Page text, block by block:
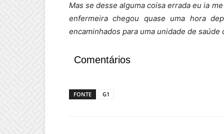
Mas se desse alguma coisa errada eu ia
enfermeira chegou quase uma hora
encaminhados para uma unidade de saúde
Comentários
FONTE G1